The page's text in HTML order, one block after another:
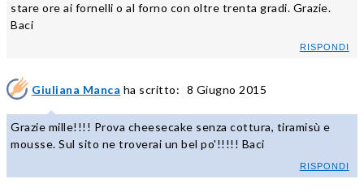
stare ore ai fornelli o al forno con oltre trenta gradi. Grazie.
Baci
RISPONDI
Giuliana Manca ha scritto: 8 Giugno 2015
Grazie mille!!!! Prova cheesecake senza cottura, tiramisù e
mousse. Sul sito ne troverai un bel po'!!!!! Baci
RISPONDI